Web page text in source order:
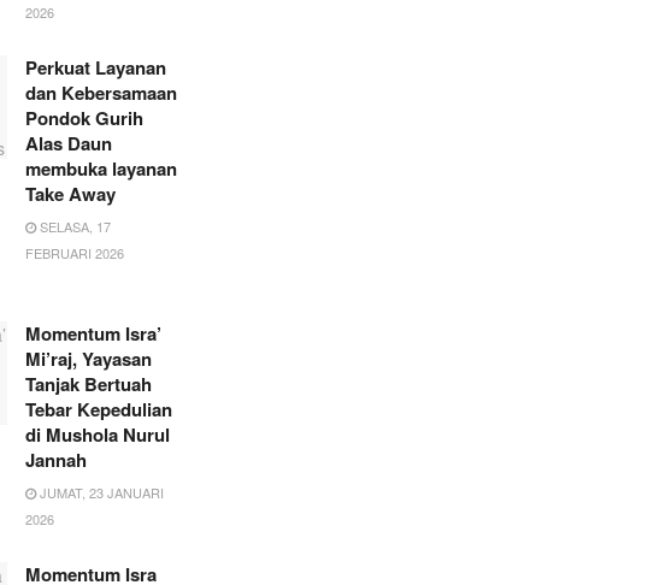
2026
Perkuat Layanan
dan Kebersamaan
Pondok Gurih
Alas Daun
membuka layanan
Take Away
SELASA, 17
FEBRUARI 2026
Momentum Isra’
Mi’raj, Yayasan
Tanjak Bertuah
Tebar Kepedulian
di Mushola Nurul
Jannah
JUMAT, 23 JANUARI
2026
Momentum Isra